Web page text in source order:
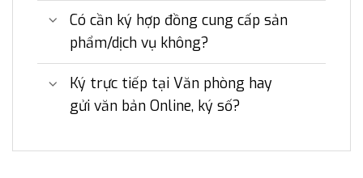
Có cần ký hợp đồng cung cấp sản
phẩm/dịch vụ không?
Ký trực tiếp tại Văn phòng hay
gửi văn bản Online, ký số?